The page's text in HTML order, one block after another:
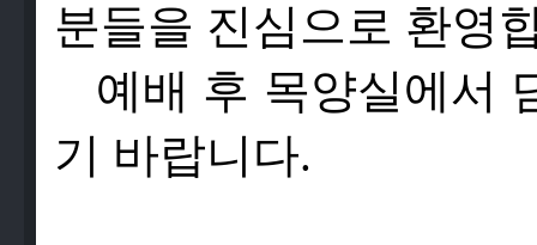
분들을 진심으로 환영
예배 후 목양실에서
기 바랍니다.